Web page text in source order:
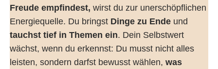
Freude empfindest, wirst du zur unerschöpflichen
Energiequelle. Du bringst Dinge zu Ende und
tauchst tief in Themen ein. Dein Selbstwert
wächst, wenn du erkennst: Du musst nicht alles
leisten, sondern darfst bewusst wählen, was